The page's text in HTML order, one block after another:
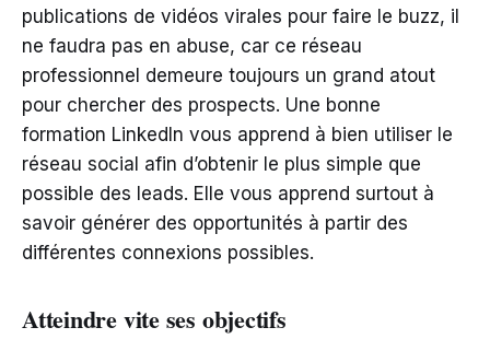
publications de vidéos virales pour faire le buzz, il
ne faudra pas en abuse, car ce réseau
professionnel demeure toujours un grand atout
pour chercher des prospects. Une bonne
formation LinkedIn vous apprend à bien utiliser le
réseau social afin d’obtenir le plus simple que
possible des leads. Elle vous apprend surtout à
savoir générer des opportunités à partir des
différentes connexions possibles.
Atteindre vite ses objectifs